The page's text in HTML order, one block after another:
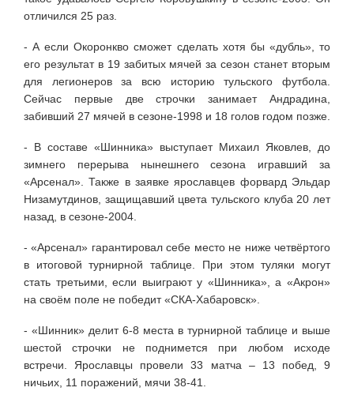
отличился 25 раз.
- А если Окоронкво сможет сделать хотя бы «дубль», то
его результат в 19 забитых мячей за сезон станет вторым
для легионеров за всю историю тульского футбола.
Сейчас первые две строчки занимает Андрадина,
забивший 27 мячей в сезоне-1998 и 18 голов годом позже.
- В составе «Шинника» выступает Михаил Яковлев, до
зимнего перерыва нынешнего сезона игравший за
«Арсенал». Также в заявке ярославцев форвард Эльдар
Низамутдинов, защищавший цвета тульского клуба 20 лет
назад, в сезоне-2004.
- «Арсенал» гарантировал себе место не ниже четвёртого
в итоговой турнирной таблице. При этом туляки могут
стать третьими, если выиграют у «Шинника», а «Акрон»
на своём поле не победит «СКА-Хабаровск».
- «Шинник» делит 6-8 места в турнирной таблице и выше
шестой строчки не поднимется при любом исходе
встречи. Ярославцы провели 33 матча – 13 побед, 9
ничьих, 11 поражений, мячи 38-41.